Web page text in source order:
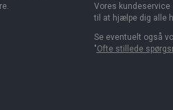
Vores kundeservice
til at hjælpe dig alle
Se eventuelt også
"Ofte stillede